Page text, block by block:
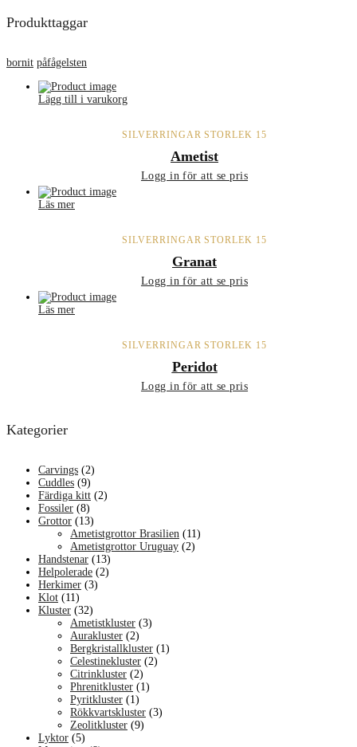
Produkttaggar
bornit påfågelsten
Lägg till i varukorg
SILVERRINGAR STORLEK 15
Ametist
Logg in för att se pris
Läs mer
SILVERRINGAR STORLEK 15
Granat
Logg in för att se pris
Läs mer
SILVERRINGAR STORLEK 15
Peridot
Logg in för att se pris
Kategorier
Carvings (2)
Cuddles (9)
Färdiga kitt (2)
Fossiler (8)
Grottor (13)
Ametistgrottor Brasilien (11)
Ametistgrottor Uruguay (2)
Handstenar (13)
Helpolerade (2)
Herkimer (3)
Klot (11)
Kluster (32)
Ametistkluster (3)
Aurakluster (2)
Bergkristallkluster (1)
Celestinekluster (2)
Citrinkluster (2)
Phrenitkluster (1)
Pyritkluster (1)
Rökkvartskluster (3)
Zeolitkluster (9)
Lyktor (5)